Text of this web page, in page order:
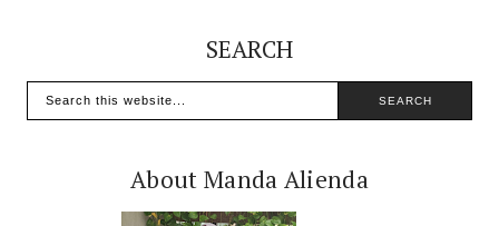
SEARCH
About Manda Alienda